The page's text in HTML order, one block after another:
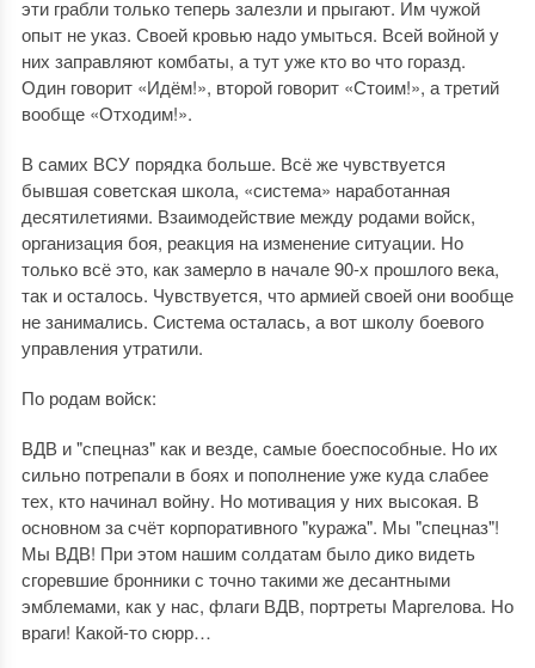
эти грабли только теперь залезли и прыгают. Им чужой
опыт не указ. Своей кровью надо умыться. Всей войной у
них заправляют комбаты, а тут уже кто во что горазд.
Один говорит «Идём!», второй говорит «Стоим!», а третий
вообще «Отходим!».
В самих ВСУ порядка больше. Всё же чувствуется
бывшая советская школа, «система» наработанная
десятилетиями. Взаимодействие между родами войск,
организация боя, реакция на изменение ситуации. Но
только всё это, как замерло в начале 90-х прошлого века,
так и осталось. Чувствуется, что армией своей они вообще
не занимались. Система осталась, а вот школу боевого
управления утратили.
По родам войск:
ВДВ и "спецназ" как и везде, самые боеспособные. Но их
сильно потрепали в боях и пополнение уже куда слабее
тех, кто начинал войну. Но мотивация у них высокая. В
основном за счёт корпоративного "куража". Мы "спецназ"!
Мы ВДВ! При этом нашим солдатам было дико видеть
сгоревшие бронники с точно такими же десантными
эмблемами, как у нас, флаги ВДВ, портреты Маргелова. Но
враги! Какой-то сюрр…